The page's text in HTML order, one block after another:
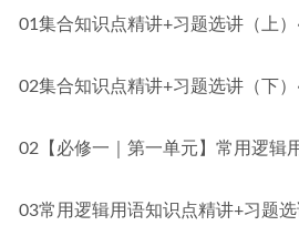
01集合知识点精讲+习题选讲（上
02集合知识点精讲+习题选讲（下
02【必修一｜第一单元】常用逻辑
03常用逻辑用语知识点精讲+习题